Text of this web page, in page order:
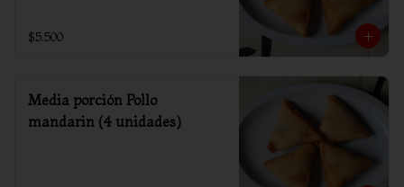
$5.500
Media porción Pollo
mandarin (4 unidades)